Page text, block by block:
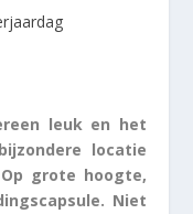
leuk en het
locatie
grote hoogte,
Niet